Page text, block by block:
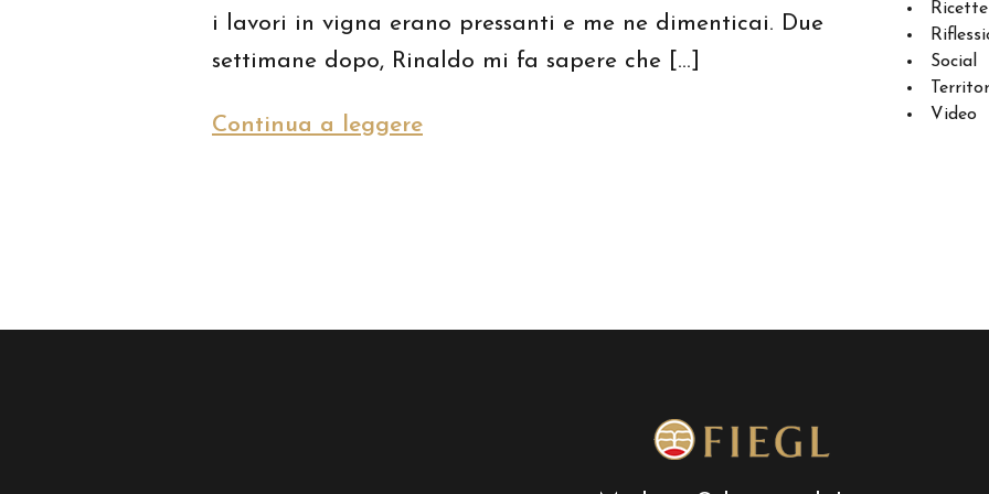
i lavori in vigna erano pressanti e me ne dimenticai. Due
settimane dopo, Rinaldo mi fa sapere che […]
Continua a leggere
Ricette
Social
Video